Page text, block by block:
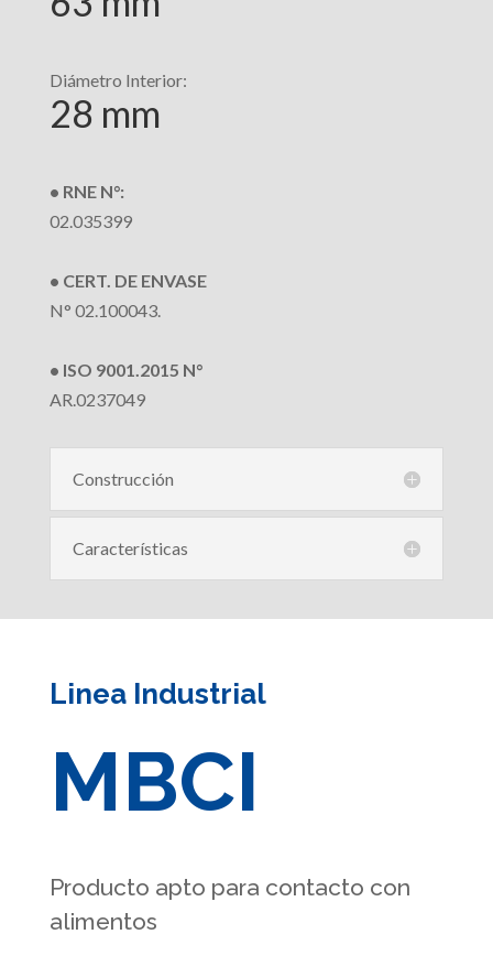
Diámetro Interior:
28 mm
• RNE N°:
02.035399
• CERT. DE ENVASE
N° 02.100043.
• ISO 9001.2015 N°
AR.0237049
Construcción
Características
Linea Industrial
MBCI
Producto apto para contacto con
alimentos